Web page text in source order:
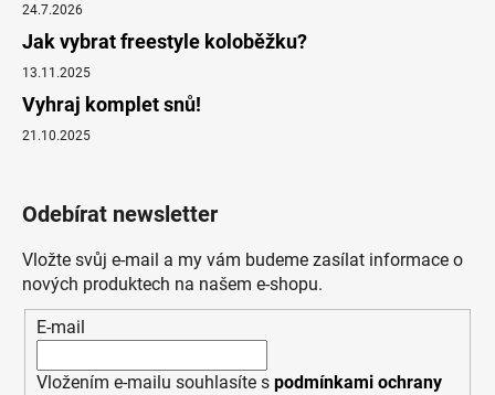
24.7.2026
Jak vybrat freestyle koloběžku?
13.11.2025
Vyhraj komplet snů!
21.10.2025
Odebírat newsletter
Vložte svůj e-mail a my vám budeme zasílat informace o
nových produktech na našem e-shopu.
E-mail
Vložením e-mailu souhlasíte s podmínkami ochrany